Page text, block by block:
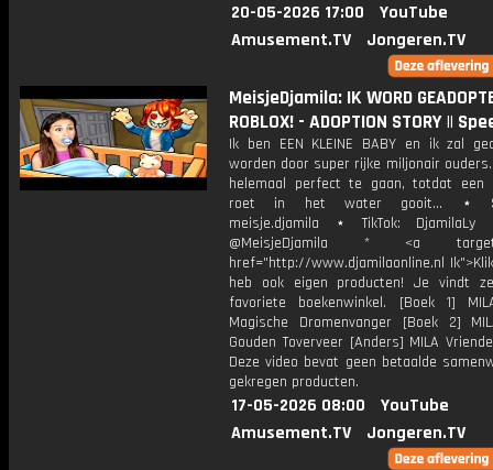
20-05-2026 17:00
YouTube
Amusement.TV
Jongeren.TV
MeisjeDjamila: IK WORD
ROBLOX! - ADOPTION STORY ||
Ik ben EEN KLEINE BABY en ik zal
worden door super rijke miljonair
helemaal perfect te gaan, totdat een
roet in het water gooit... ⋆
meisje.djamila ⋆ TikTok:
@MeisjeDjamila * <a
href="http://www.djamilaonline.nl
heb ook eigen producten! Je vindt
favoriete boekenwinkel. [Boek 1]
Magische Dromenvanger [Boek 2]
Gouden Toverveer [Anders] MILA
Deze video bevat geen betaalde
gekregen producten.
17-05-2026 08:00
YouTube
Amusement.TV
Jongeren.TV